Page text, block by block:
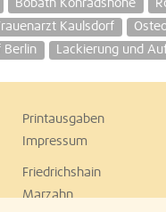
Bobath Konradshöhe
Kaulsdorf
Berlin
Lackierung und
Printausgaben
Impressum
Friedrichshain
Marzahn